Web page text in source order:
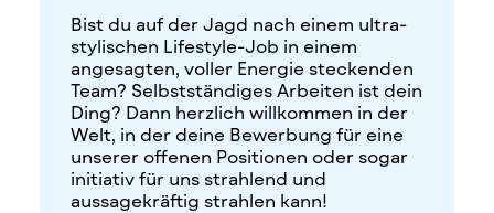
Bist du auf der Jagd nach einem ultra-
stylischen Lifestyle-Job in einem
angesagten, voller Energie steckenden
Team? Selbstständiges Arbeiten ist dein
Ding? Dann herzlich willkommen in der
Welt, in der deine Bewerbung für eine
unserer offenen Positionen oder sogar
initiativ für uns strahlend und
aussagekräftig strahlen kann!